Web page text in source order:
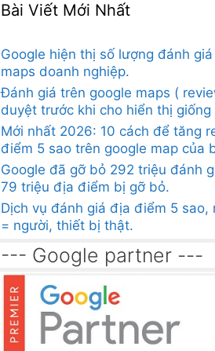
Bài Viết Mới Nhất
Google hiện thị số lượng đánh
maps doanh nghiệp.
Đánh giá trên google maps (
duyệt trước khi cho hiển thị giống
Mới nhất 2026: 10 cách để tăng
điểm 5 sao trên google map của
Google đã gỡ bỏ 292 triệu đánh
79 triệu địa điểm bị gỡ bỏ.
Dịch vụ đánh giá địa điểm 5 sao,
= người, thiết bị thật.
--- Google partner ---